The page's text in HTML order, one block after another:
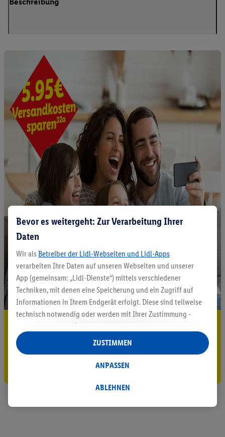
5.95 € Versand sparen³²ᵃ
Jetzt zum Newsletter anmelden
Gutschein sichern!
Bevor es weitergeht: Zur Verarbeitung Ihrer
Daten
Wir als Betreiber der Lidl-Webseiten und Lidl-Apps
verarbeiten Ihre Daten auf unseren Webseiten und unserer
App (gemeinsam: „Lidl-Dienste“) mittels verschiedener
Techniken, mit denen eine Speicherung und ein Zugriff auf
Informationen in Ihrem Endgerät erfolgt. Diese sind teilweise
technisch notwendig oder werden mit Ihrer Zustimmung -
auch durch Partner (u.a.
Verantwortliche; im Zusammenhang mit dem IAB TCF
insgesamt
Statistik-Erstellung oder für personalisierte Werbung
Datenverarbeitungen für personalisierte Werbung werden
ABLEHNEN
ANPASSEN
ZUSTIMMEN